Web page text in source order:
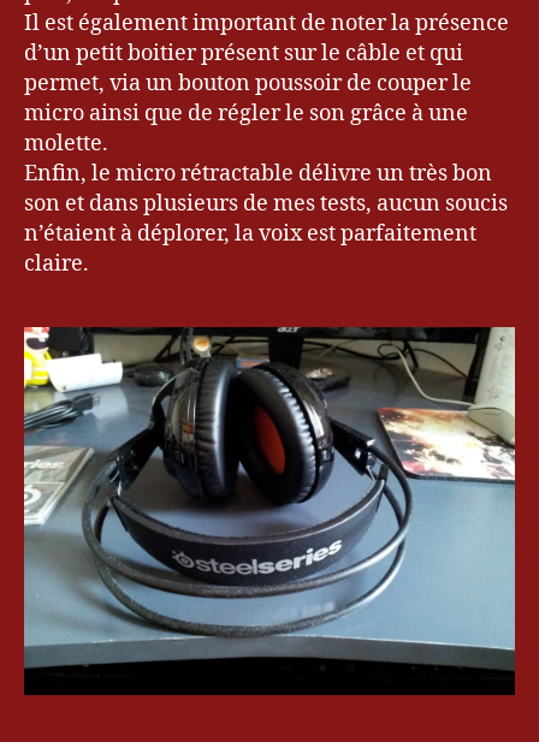
Il est également important de noter la présence
d’un petit boitier présent sur le câble et qui
permet, via un bouton poussoir de couper le
micro ainsi que de régler le son grâce à une
molette.
Enfin, le micro rétractable délivre un très bon
son et dans plusieurs de mes tests, aucun soucis
n’étaient à déplorer, la voix est parfaitement
claire.